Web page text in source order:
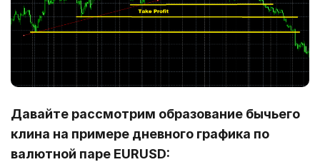
Давайте рассмотрим образование бычьего
клина на примере дневного графика по
валютной паре EURUSD: